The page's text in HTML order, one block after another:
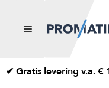
Home
✔ Gratis levering v.a. €